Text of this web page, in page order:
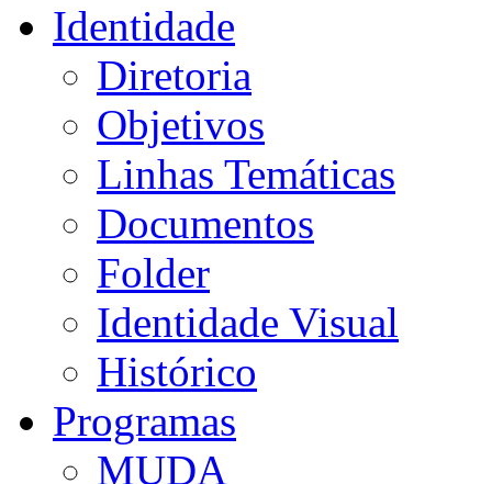
Identidade
Diretoria
Objetivos
Linhas Temáticas
Documentos
Folder
Identidade Visual
Histórico
Programas
MUDA